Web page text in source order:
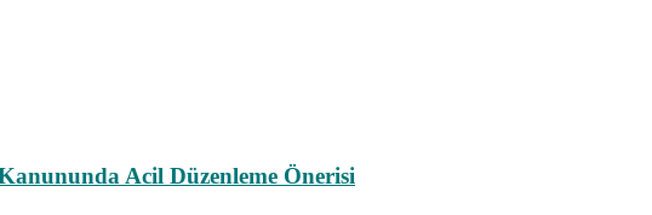
Acil Düzenleme Önerisi